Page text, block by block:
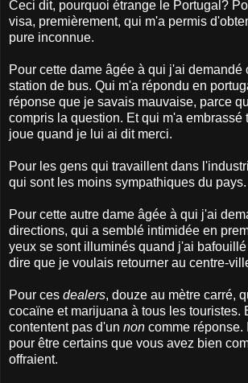
Ceci dit, pourquoi étrange le Portugal?
visa, premièrement, qui m'a permis
pure inconnue.
Pour cette dame âgée à qui j'ai demandé
station de bus. Qui m'a répondu en
réponse que je savais mauvaise, parce
compris la question. Et qui m'a embrassé
joue quand je lui ai dit merci.
Pour les gens qui travaillent dans
qui sont les moins sympathiques du pays.
Pour cette autre dame âgée à qui j'ai
directions, qui a semblé intimidée en
yeux se sont illuminés quand j'ai bafouillé
dire que je voulais retourner au centre-
Pour ces dealers, douze au mètre carré,
cocaïne et marijuana à tous les touristes.
contentent pas d'un non comme réponse.
pour être certains que vous avez bien
offraient.